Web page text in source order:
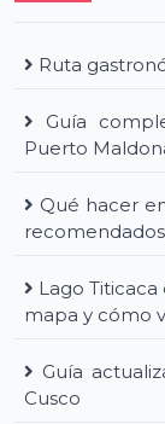
Ruta
Guía
Puerto
Qué hacer
Lago
mapa y cómo
Guía
Cusco